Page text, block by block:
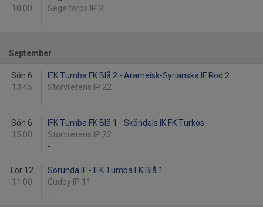
10:00
Segeltorps IP 2
-
September
Sön 6
13:45
IFK Tumba FK Blå 2 - Arameisk-Syrianska IF Röd 2
Storvretens IP 22
-
Sön 6
15:00
IFK Tumba FK Blå 1 - Sköndals IK FK Turkos
Storvretens IP 22
-
Lör 12
11:00
Sorunda IF - IFK Tumba FK Blå 1
Gudby IP 11
-